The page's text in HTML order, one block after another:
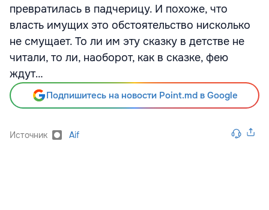
превратилась в падчерицу. И похоже, что
власть имущих это обстоятельство нисколько
не смущает. То ли им эту сказку в детстве не
читали, то ли, наоборот, как в сказке, фею
ждут…
Подпишитесь на новости Point.md в Google
Источник Aif